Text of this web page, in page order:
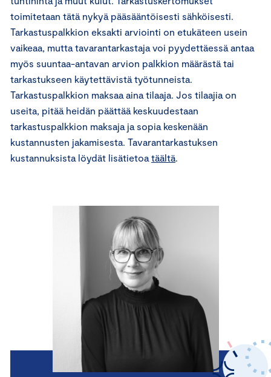
toimitetaan tätä nykyä pääsääntöisesti sähköisesti.
Tarkastuspalkkion eksakti arviointi on etukäteen usein
vaikeaa, mutta tavarantarkastaja voi pyydettäessä antaa
myös suuntaa-antavan arvion palkkion määrästä tai
tarkastukseen käytettävistä työtunneista.
Tarkastuspalkkion maksaa aina tilaaja. Jos tilaajia on
useita, pitää heidän päättää keskuudestaan
tarkastuspalkkion maksaja ja sopia keskenään
kustannusten jakamisesta. Tavarantarkastuksen
kustannuksista löydät lisätietoa täältä.